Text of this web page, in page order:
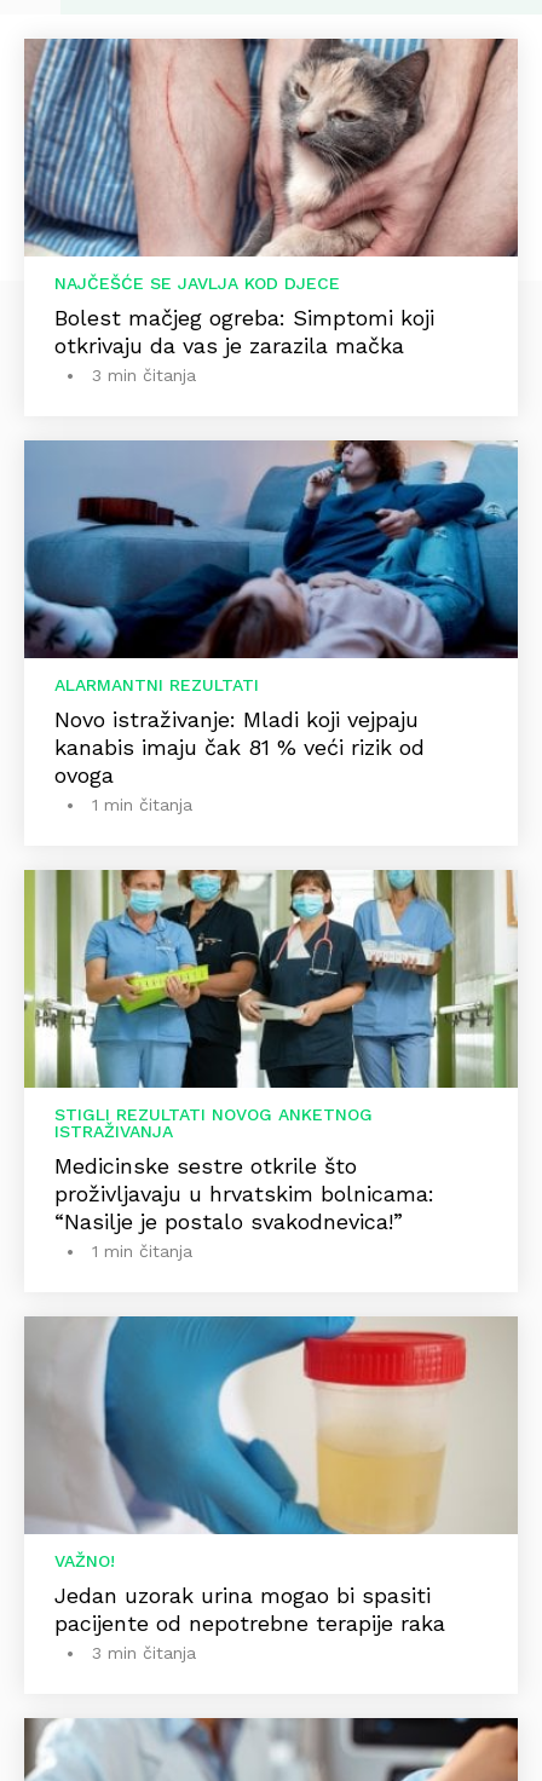
NAJČEŠĆE SE JAVLJA KOD DJECE
Bolest mačjeg ogreba: Simptomi koji
otkrivaju da vas je zarazila mačka
3 min čitanja
ALARMANTNI REZULTATI
Novo istraživanje: Mladi koji vejpaju
kanabis imaju čak 81 % veći rizik od
ovoga
1 min čitanja
STIGLI REZULTATI NOVOG ANKETNOG
ISTRAŽIVANJA
Medicinske sestre otkrile što
proživljavaju u hrvatskim bolnicama:
“Nasilje je postalo svakodnevica!”
1 min čitanja
VAŽNO!
Jedan uzorak urina mogao bi spasiti
pacijente od nepotrebne terapije raka
3 min čitanja